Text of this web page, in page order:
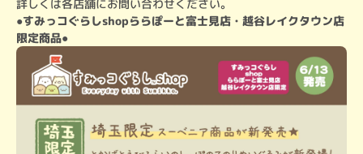
詳しくは各店舗にお問い合わせください。
●すみっコぐらしshopららぽーと富士見店・越谷レイクタウン店
限定商品●